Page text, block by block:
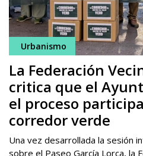
Urbanismo
La Federación
critica que el
el proceso
corredor verde
Una vez desarrollada la sesión
sobre el Paseo García Lorca, la